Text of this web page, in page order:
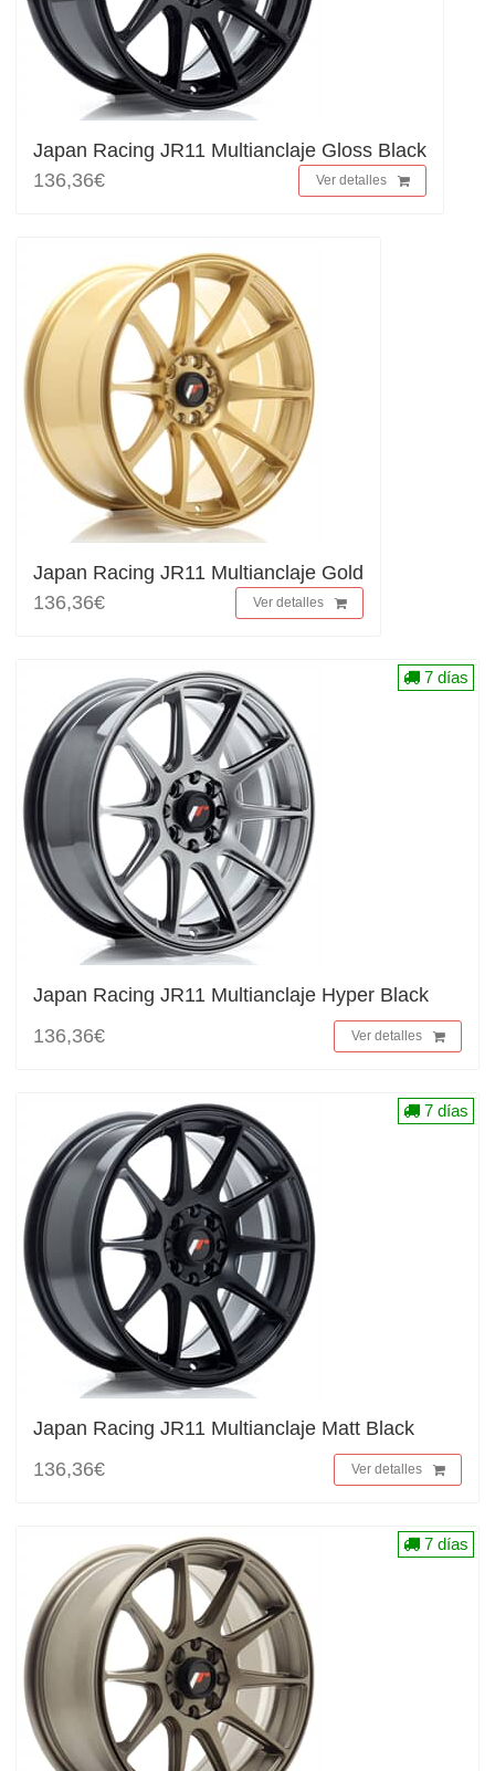
Japan Racing JR11 Multianclaje Gloss Black
136,36€
Ver detalles
Japan Racing JR11 Multianclaje Gold
136,36€
Ver detalles
Japan Racing JR11 Multianclaje Hyper Black
136,36€
Ver detalles
7 días
Japan Racing JR11 Multianclaje Matt Black
136,36€
Ver detalles
7 días
7 días